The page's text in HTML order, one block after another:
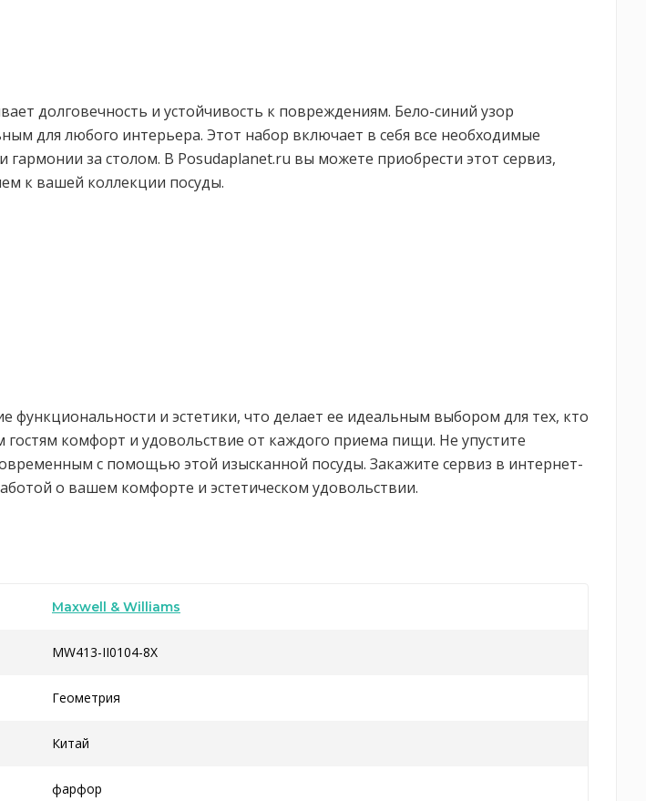
долговечность и устойчивость к повреждениям. Бело-синий узор
для любого интерьера. Этот набор включает в себя все необходимые
за столом. В Posudaplanet.ru вы можете приобрести этот сервиз,
к вашей коллекции посуды.
функциональности и эстетики, что делает ее идеальным выбором для тех, кто
комфорт и удовольствие от каждого приема пищи. Не упустите
с помощью этой изысканной посуды. Закажите сервиз в интернет-
о вашем комфорте и эстетическом удовольствии.
Maxwell & Williams
MW413-II0104-8X
Геометрия
Китай
фарфор